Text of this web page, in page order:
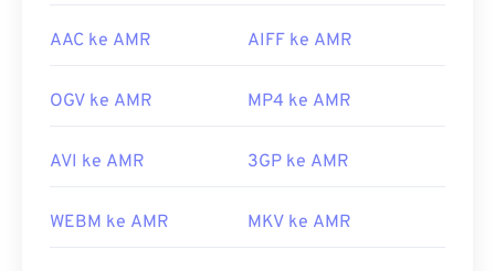
AAC ke AMR AIFF ke AMR
OGV ke AMR MP4 ke AMR
AVI ke AMR 3GP ke AMR
WEBM ke AMR MKV ke AMR